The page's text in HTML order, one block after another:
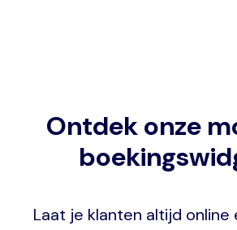
Ontdek onze
Laat je klanten altijd online